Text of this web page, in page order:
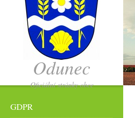
Odunec
Oficiální stránky obce
GDPR